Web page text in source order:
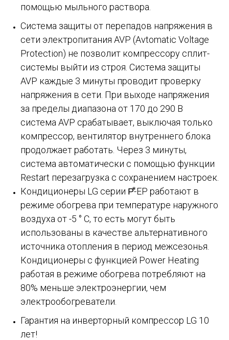
помощью мыльного раствора.
Система защиты от перепадов напряжения в
сети электропитания AVP (Avtomatic Voltage
Protection) не позволит компрессору сплит-
системы выйти из строя. Система защиты
AVP каждые 3 минуты проводит проверку
напряжения в сети. При выходе напряжения
за пределы диапазона от 170 до 290 В
система AVP срабатывает, выключая только
компрессор, вентилятор внутреннего блока
продолжает работать. Через 3 минуты,
система автоматически с помощью функции
Restart перезагрузка с сохранением настроек.
Кондиционеры LG серии P⃰-EP работают в
режиме обогрева при температуре наружного
воздуха от -5 ° С, то есть могут быть
использованы в качестве альтернативного
источника отопления в период межсезонья.
Кондиционеры с функцией Power Heating
работая в режиме обогрева потребляют на
80% меньше электроэнергии, чем
электрообогреватели.
Гарантия на инверторный компрессор LG 10
лет!